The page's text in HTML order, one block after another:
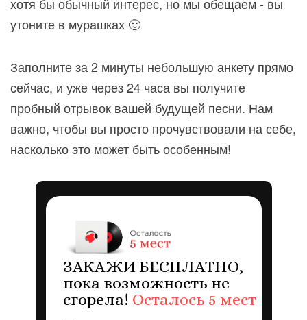
хотя бы обычный интерес, но мы обещаем - вы
утоните в мурашках 🙂
Заполните за 2 минуты небольшую анкету прямо
сейчас, и уже через 24 часа вы получите
пробный отрывок вашей будущей песни. Нам
важно, чтобы вы просто прочувствовали на себе,
насколько это может быть особенным!
ЗАКАЖИ БЕСПЛАТНО,
пока возможность не
сгорела! Осталось 5 мест